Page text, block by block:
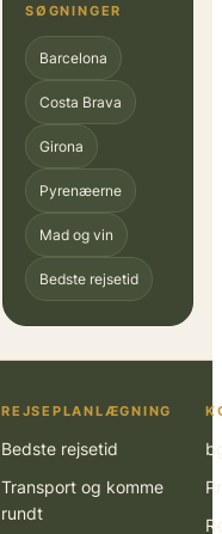
SØGNINGER
Barcelona
Costa Brava
Girona
Pyrenæerne
Mad og vin
Bedste rejsetid
REJSEPLANLÆGNING
Bedste rejsetid
Transport og komme
rundt